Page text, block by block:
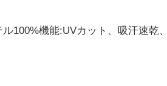
100%機能:UVカット、吸汗速乾